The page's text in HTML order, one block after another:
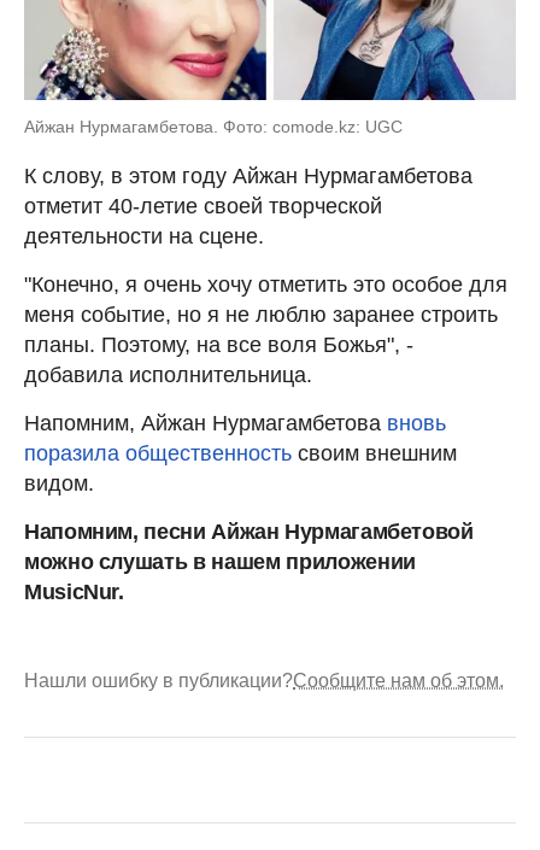
Айжан Нурмагамбетова. Фото: comode.kz: UGC
К слову, в этом году Айжан Нурмагамбетова
отметит 40-летие своей творческой
деятельности на сцене.
"Конечно, я очень хочу отметить это особое для
меня событие, но я не люблю заранее строить
планы. Поэтому, на все воля Божья", -
добавила исполнительница.
Напомним, Айжан Нурмагамбетова вновь
поразила общественность своим внешним
видом.
Напомним, песни Айжан Нурмагамбетовой
можно слушать в нашем приложении
MusicNur.
Нашли ошибку в публикации?Сообщите нам об этом.